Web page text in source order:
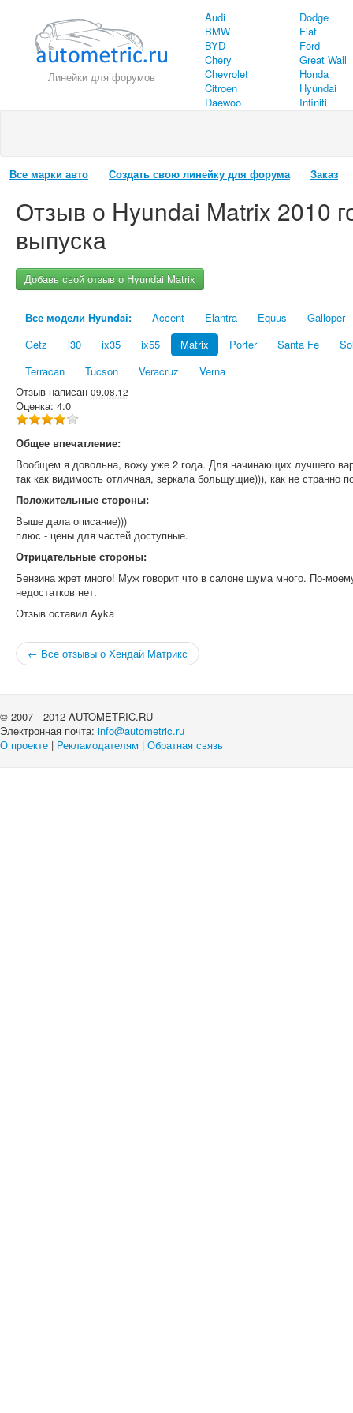
Линейки для форумов
Audi
BMW
BYD
Chery
Chevrolet
Citroen
Daewoo
Dodge
Fiat
Ford
Great Wall
Honda
Hyundai
Infiniti
Все марки авто Создать свою линейку для форума Заказ
Отзыв о Hyundai Matrix 2010
выпуска
Добавь свой отзыв о Hyundai Matrix
Все модели Hyundai: Accent Elantra Equus
Galloper
Getz
i30 ix35 ix55 Matrix Porter Santa Fe
Terracan
Tucson Veracruz
Verna
Отзыв написан 09.08.12
Оценка: 4.0
Общее впечатление:
Вообщем я довольна, вожу уже 2 года. Для начинающих лучшего
так как видимость отличная, зеркала больщущие))), как не странно
Положительные стороны:
Выше дала описание)))
плюс - цены для частей доступные.
Отрицательные стороны:
Бензина жрет много! Муж говорит что в салоне шума много. По-
недостатков нет.
Отзыв оставил Ayka
← Все отзывы о Хендай Матрикс
© 2007—2012 AUTOMETRIC.RU
Электронная почта: info@autometric.ru
О проекте | Рекламодателям | Обратная связь